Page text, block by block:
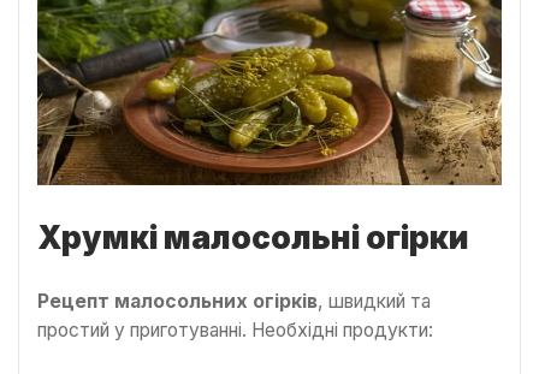
Хрумкі малосольні огірки
Рецепт малосольних огірків, швидкий та
простий у приготуванні. Необхідні продукти: